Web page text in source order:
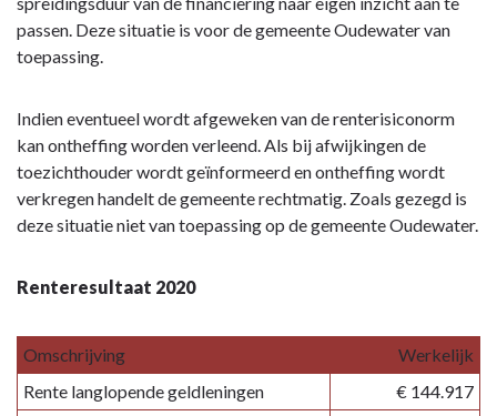
passen. Deze situatie is voor de gemeente Oudewater van
toepassing.
Indien eventueel wordt afgeweken van de renterisiconorm
kan ontheffing worden verleend. Als bij afwijkingen de
toezichthouder wordt geïnformeerd en ontheffing wordt
verkregen handelt de gemeente rechtmatig. Zoals gezegd is
deze situatie niet van toepassing op de gemeente Oudewater.
Renteresultaat 2020
Omschrijving
Werkelijk
Rente langlopende geldleningen
€ 144.917